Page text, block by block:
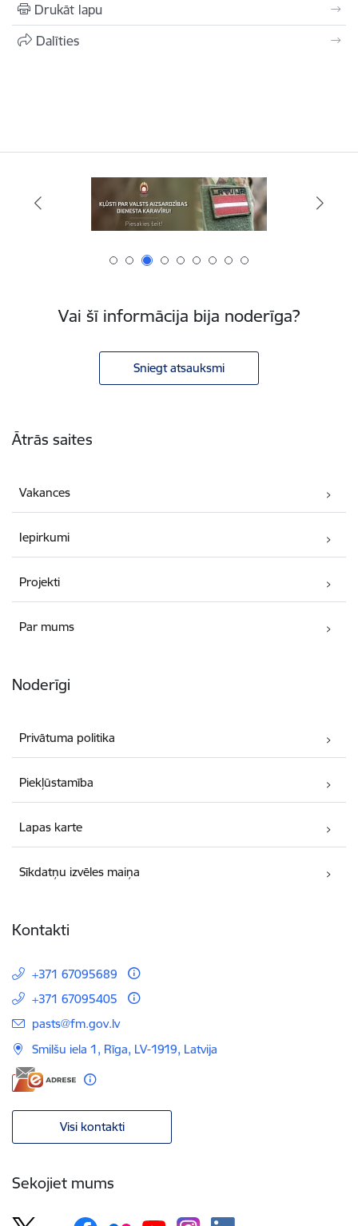
Drukāt lapu
Dalīties
Vai šī informācija bija noderīga?
Sniegt atsauksmi
Ātrās saites
Vakances
Iepirkumi
Projekti
Par mums
Noderīgi
Privātuma politika
Piekļūstamība
Lapas karte
Sīkdatņu izvēles maiņa
Kontakti
+371 67095689
+371 67095405
E-pasts:
pasts@fm.gov.lv
Smilšu iela 1, Rīga, LV-1919, Latvija
Visi kontakti
Sekojiet mums